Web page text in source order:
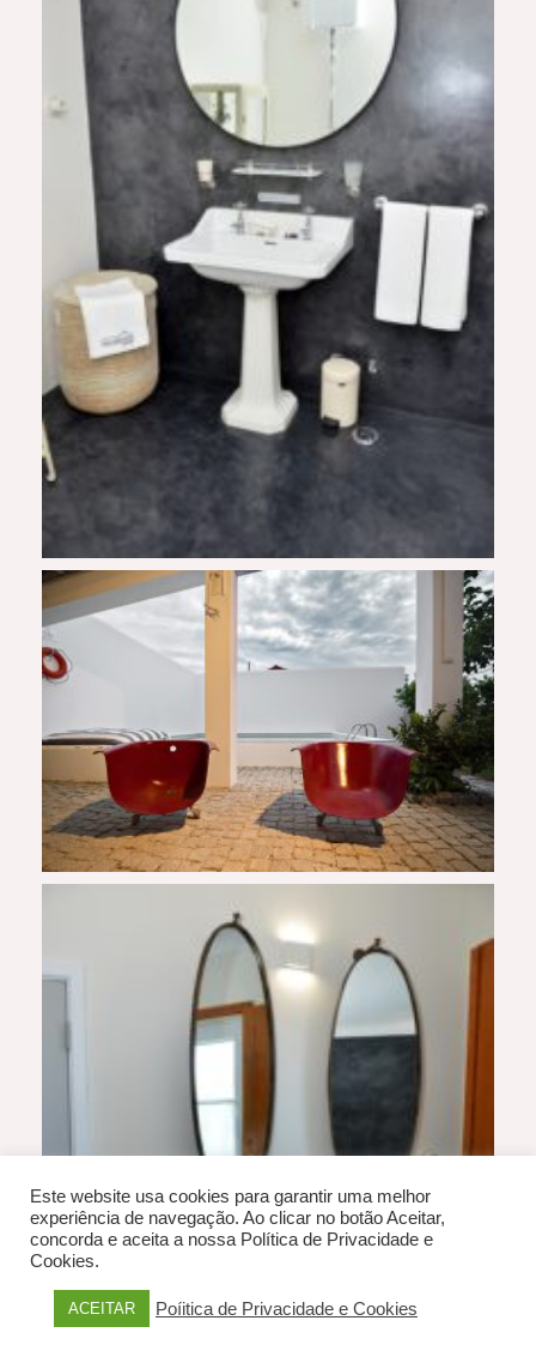
Este website usa cookies para garantir uma melhor
experiência de navegação. Ao clicar no botão Aceitar,
concorda e aceita a nossa Política de Privacidade e
Cookies.
ACEITAR Poíitica de Privacidade e Cookies